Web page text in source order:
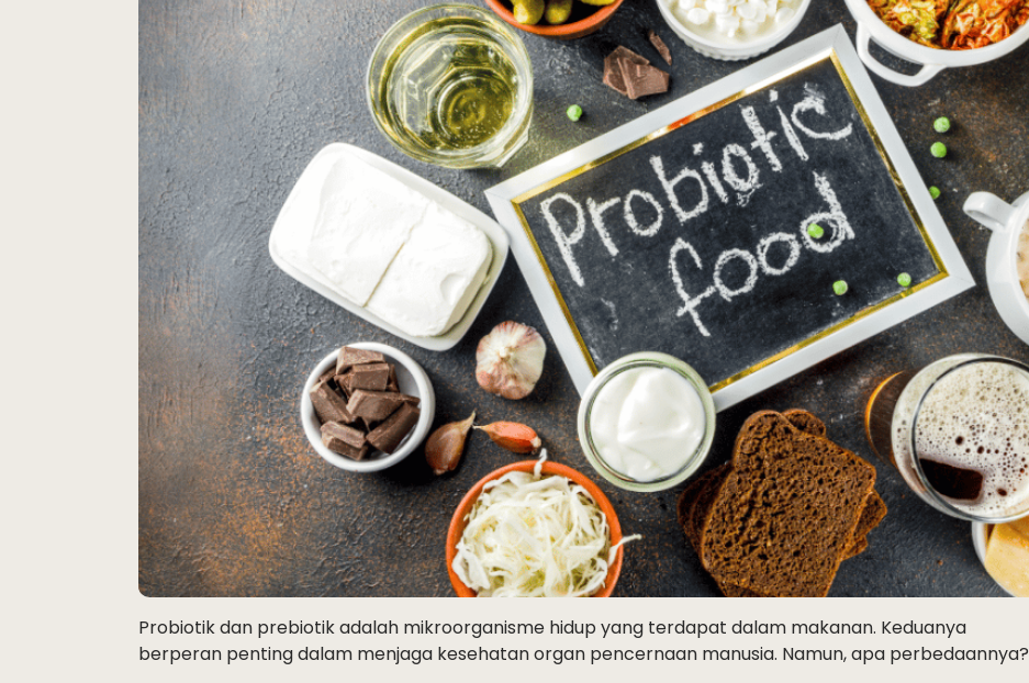
Probiotik dan prebiotik adalah mikroorganisme hidup yang terdapat dalam makanan. Keduanya
berperan penting dalam menjaga kesehatan organ pencernaan manusia. Namun, apa perbedaannya?